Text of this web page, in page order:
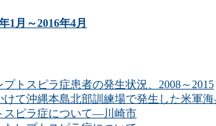
1月～2016年4月
トスピラ症患者の発生状況、2008～2015
けて沖縄本島北部訓練場で発生した米軍
スピラ症について―川崎市